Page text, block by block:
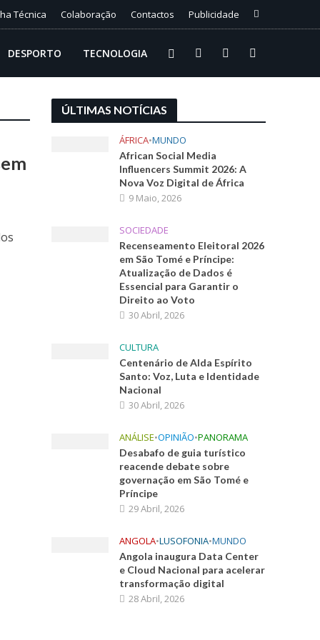
Técnica Colaboração Contactos Publicidade
DESPORTO TECNOLOGIA
ÚLTIMAS NOTÍCIAS
ÁFRICA•MUNDO
African Social Media
Influencers Summit 2026: A
Nova Voz Digital de África
9 Maio, 2026
SOCIEDADE
Recenseamento Eleitoral 2026
em São Tomé e Príncipe:
Atualização de Dados é
Essencial para Garantir o
Direito ao Voto
30 Abril, 2026
CULTURA
Centenário de Alda Espírito
Santo: Voz, Luta e Identidade
Nacional
30 Abril, 2026
ANÁLISE•OPINIÃO•PANORAMA
Desabafo de guia turístico
reacende debate sobre
governação em São Tomé e
Príncipe
29 Abril, 2026
ANGOLA•LUSOFONIA•MUNDO
Angola inaugura Data Center
e Cloud Nacional para acelerar
transformação digital
28 Abril, 2026